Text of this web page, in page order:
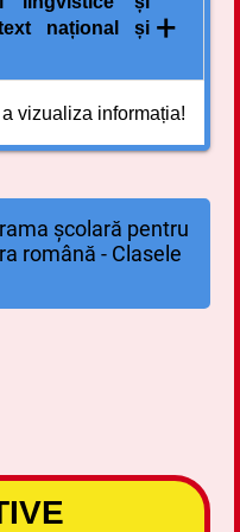
texte diverse
național și +
de vedere față de
vizualiza informația!
școlară pentru
română - Clasele